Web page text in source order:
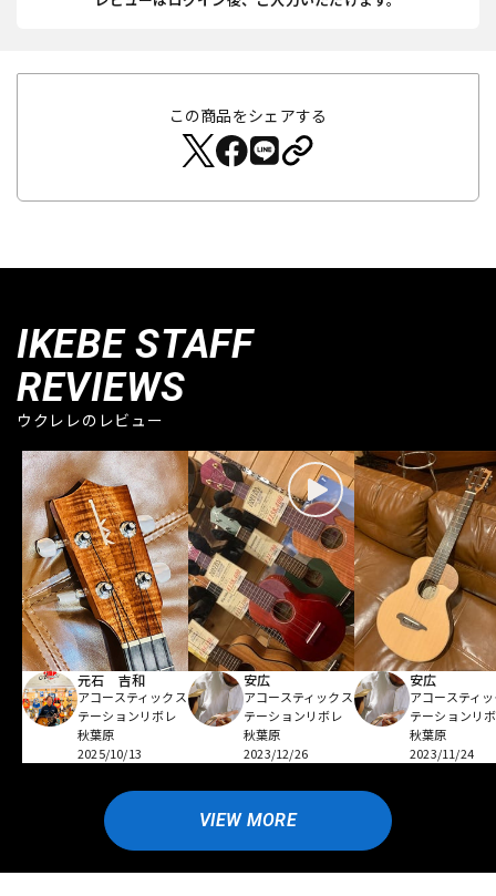
この商品をシェアする
IKEBE STAFF
REVIEWS
ウクレレのレビュー
元石 吉和
アコースティックス
テーションリボレ
秋葉原
2025/10/13
安広
アコースティックス
テーションリボレ
秋葉原
2023/12/26
安広
アコースティ
テーションリ
秋葉原
2023/11/24
VIEW MORE